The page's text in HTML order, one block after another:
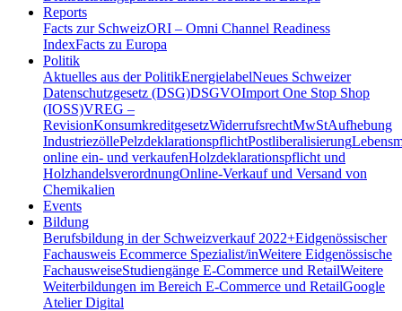
Reports
Facts zur SchweizORI – Omni Channel Readiness
IndexFacts zu Europa
Politik
Aktuelles aus der PolitikEnergielabelNeues Schweizer
Datenschutzgesetz (DSG)DSGVOImport One Stop Shop
(IOSS)VREG –
RevisionKonsumkreditgesetzWiderrufsrechtMwStAufhebung
IndustriezöllePelzdeklarationspflichtPostliberalisierung
online ein- und verkaufenHolzdeklarationspflicht und
HolzhandelsverordnungOnline-Verkauf und Versand von
Chemikalien
Events
Bildung
Berufsbildung in der Schweizverkauf 2022+Eidgenössischer
Fachausweis Ecommerce Spezialist/inWeitere Eidgenössische
FachausweiseStudiengänge E-Commerce und RetailWeitere
Weiterbildungen im Bereich E-Commerce und RetailGoogle
Atelier Digital